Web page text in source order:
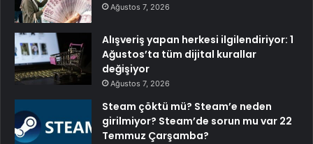
Ağustos 7, 2026
Alışveriş yapan herkesi ilgilendiriyor: 1
Ağustos’ta tüm dijital kurallar
değişiyor
Ağustos 7, 2026
Steam çöktü mü? Steam’e neden
girilmiyor? Steam’de sorun mu var 22
Temmuz Çarşamba?